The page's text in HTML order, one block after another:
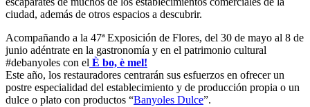
ciudad, además de otros espacios a descubrir.
Acompañando a la 47ª Exposición de Flores, del 30 de mayo al 8 de
junio adéntrate en la gastronomía y en el patrimonio cultural
#debanyoles con el È bo, è mel!
Este año, los restauradores centrarán sus esfuerzos en ofrecer un
postre especialidad del establecimiento y de producción propia o un
dulce o plato con productos “Banyoles Dulce”.